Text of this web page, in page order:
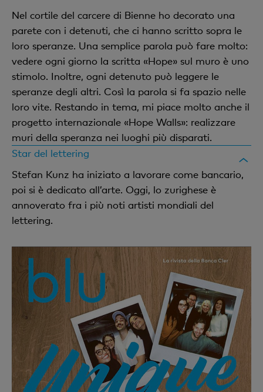
Nel cortile del carcere di Bienne ho decorato una
parete con i detenuti, che ci hanno scritto sopra le
loro speranze. Una semplice parola può fare molto:
vedere ogni giorno la scritta «Hope» sul muro è uno
stimolo. Inoltre, ogni detenuto può leggere le
speranze degli altri. Così la parola si fa spazio nelle
loro vite. Restando in tema, mi piace molto anche il
progetto internazionale «Hope Walls»: realizzare
muri della speranza nei luoghi più disparati.
Star del lettering
Stefan Kunz ha iniziato a lavorare come bancario,
poi si è dedicato all’arte. Oggi, lo zurighese è
annoverato fra i più noti artisti mondiali del
lettering.